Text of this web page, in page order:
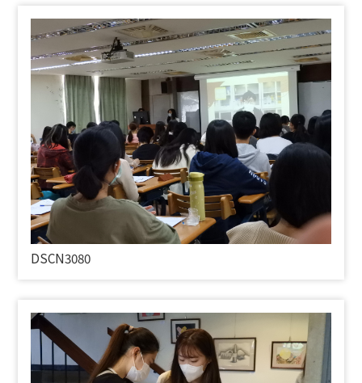
DSCN3080